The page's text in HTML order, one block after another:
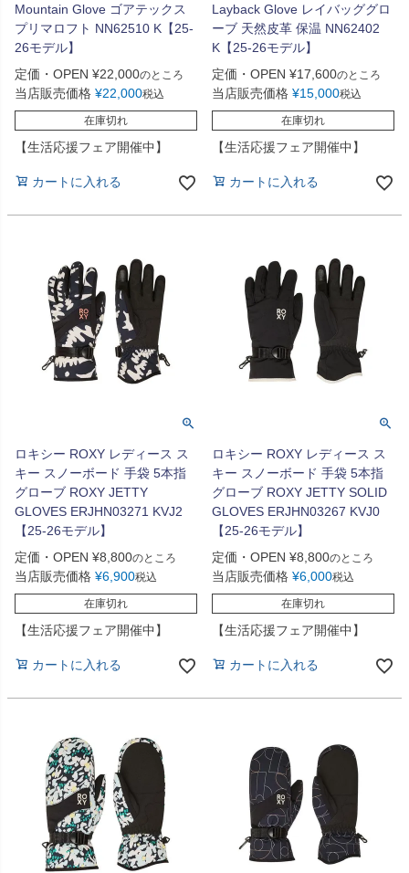
Mountain Glove ゴアテックス
プリマロフト NN62510 K【25-
26モデル】
定価・OPEN ¥22,000のところ
当店販売価格 ¥22,000税込
在庫切れ
【生活応援フェア開催中】
カートに入れる
Layback Glove レイバッググロ
ーブ 天然皮革 保温 NN62402
K【25-26モデル】
定価・OPEN ¥17,600のところ
当店販売価格 ¥15,000税込
在庫切れ
【生活応援フェア開催中】
カートに入れる
ロキシー ROXY レディース ス
キー スノーボード 手袋 5本指
グローブ ROXY JETTY
GLOVES ERJHN03271 KVJ2
【25-26モデル】
定価・OPEN ¥8,800のところ
当店販売価格 ¥6,900税込
在庫切れ
【生活応援フェア開催中】
カートに入れる
ロキシー ROXY レディース ス
キー スノーボード 手袋 5本指
グローブ ROXY JETTY SOLID
GLOVES ERJHN03267 KVJ0
【25-26モデル】
定価・OPEN ¥8,800のところ
当店販売価格 ¥6,000税込
在庫切れ
【生活応援フェア開催中】
カートに入れる